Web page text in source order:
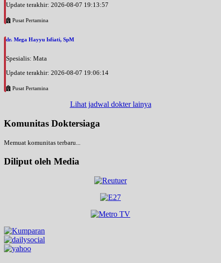
Update terakhir: 2026-08-07 19:13:57
Pusat Pertamina
dr. Mega Hayyu Isfiati, SpM
Spesialis: Mata
Update terakhir: 2026-08-07 19:06:14
Pusat Pertamina
Lihat jadwal dokter lainya
Komunitas Doktersiaga
Memuat komunitas terbaru...
Diliput oleh Media